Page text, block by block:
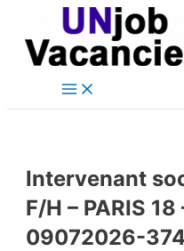
content
Main
Intervenant
F/H – PARIS 18
09072026-
navigation